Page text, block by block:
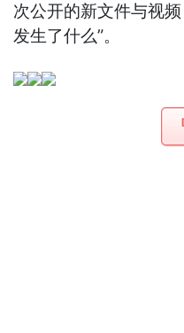
次公开的新文件与视
发生了什么”。